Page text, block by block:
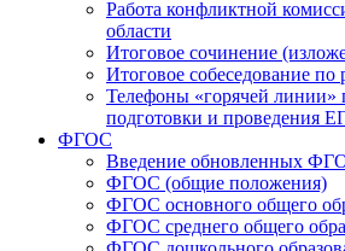
Работа конфликтной
области
Итоговое сочинение
Итоговое собеседование по
Телефоны «горячей линии»
подготовки и проведения
ФГОС
Введение обновленных
ФГОС (общие положения)
ФГОС основного общего
ФГОС среднего общего